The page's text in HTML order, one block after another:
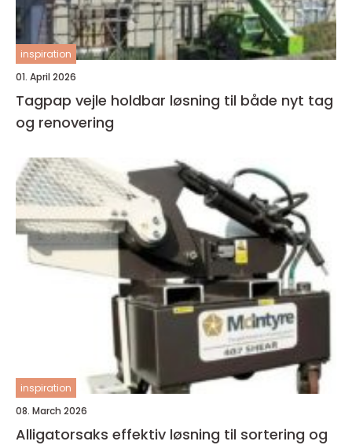
inspiration
01. April 2026
Tagpap vejle holdbar løsning til både nyt tag
og renovering
inspiration
08. March 2026
Alligatorsaks effektiv løsning til sortering og